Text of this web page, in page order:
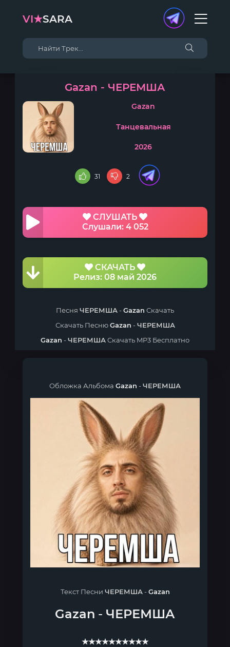
VI★SARA
Gazan - ЧЕРЕМША
Gazan
Танцевальная
2026
31 2
СЛУШАТЬ
Слушали: 4 052
СКАЧАТЬ
Релиз: 08 май 2026
Песня ЧЕРЕМША-Gazan Скачать
Скачать ПеснюGazan -ЧЕРЕМША
Gazan -ЧЕРЕМШАСкачать MP3 Бесплатно
Обложка Альбома Gazan -ЧЕРЕМША
Текст Песни ЧЕРЕМША-Gazan
Gazan - ЧЕРЕМША
★★★★★★★★★★